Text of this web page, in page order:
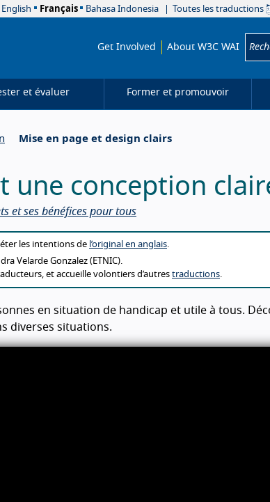
English Français Bahasa Indonesia Toutes les traductions
Get Involved About W3C WAI
et évaluer Former et promouvoir
Mise en page et design clairs
une conception
et ses bénéfices pour tous
les intentions de l’original en anglais.
Velarde Gonzalez (ETNIC).
et accueille volontiers d’autres traductions.
en situation de handicap et utile à tous.
diverses situations.
conception claires